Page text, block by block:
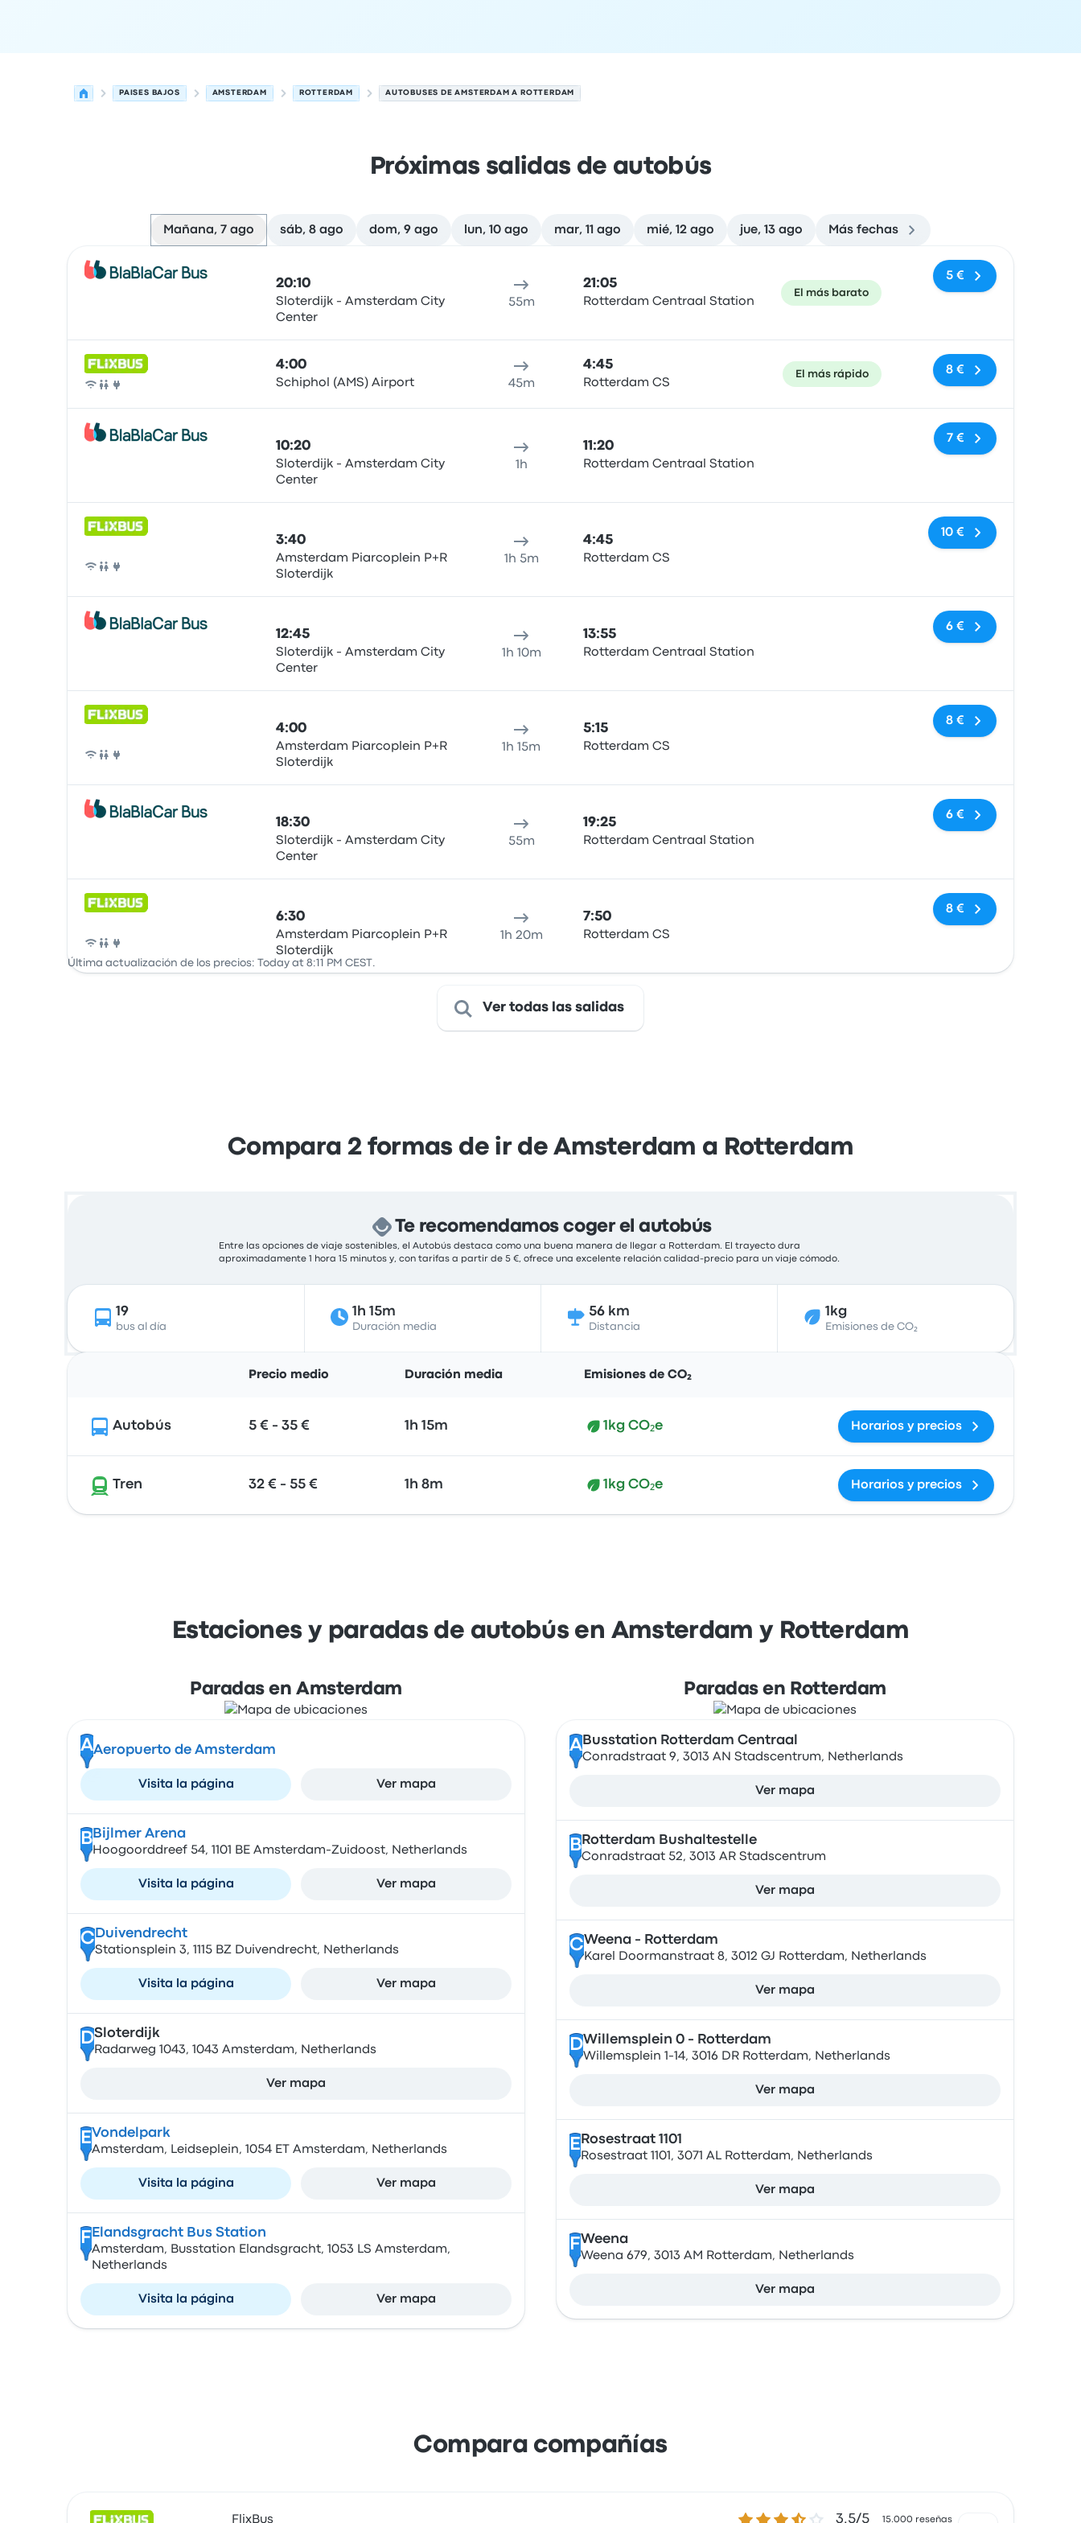
PAISES BAJOS AMSTERDAM ROTTERDAM AUTOBUSES DE AMSTERDAM A ROTTERDAM
Próximas salidas de autobús
Mañana, 7 ago sáb, 8 ago dom, 9 ago lun, 10 ago mar, 11 ago mié, 12 ago jue, 13 ago Más fechas
20:10
Sloterdijk - Amsterdam City
Center
55m
21:05
Rotterdam Centraal Station
El más barato
5 €
Autobús
4:00
Schiphol (AMS) Airport 45m
4:45
Rotterdam CS
El más rápido 8 €
10:20
Sloterdijk - Amsterdam City
Center
1h
11:20
Rotterdam Centraal Station
Sin etiquetas
7 €
Autobús
3:40
Amsterdam Piarcoplein P+R
Sloterdijk
1h 5m
4:45
Rotterdam CS
Sin etiquetas
10 €
12:45
Sloterdijk - Amsterdam City
Center
1h 10m
13:55
Rotterdam Centraal Station
Sin etiquetas
6 €
Autobús
4:00
Amsterdam Piarcoplein P+R
Sloterdijk
1h 15m
5:15
Rotterdam CS
Sin etiquetas
8 €
18:30
Sloterdijk - Amsterdam City
Center
55m
19:25
Rotterdam Centraal Station
Sin etiquetas
6 €
Autobús
6:30
Amsterdam Piarcoplein P+R
Sloterdijk
1h 20m
7:50
Rotterdam CS
Sin etiquetas
8 €
Última actualización de los precios: Today at 8:11 PM CEST.
Ver todas las salidas
Compara 2 formas de ir de Amsterdam a Rotterdam
Te recomendamos coger el autobús
Entre las opciones de viaje sostenibles, el Autobús destaca como una buena manera de llegar a Rotterdam. El trayecto dura
aproximadamente 1 hora 15 minutos y, con tarifas a partir de 5 €, ofrece una excelente relación calidad-precio para un viaje cómodo.
19
bus al día
1h 15m
Duración media
56 km
Distancia
1kg
Emisiones de CO₂
Precio medio Duración media Emisiones de CO₂
Autobús 5 € - 35 € 1h 15m 1kg CO₂e Horarios y precios
Tren 32 € - 55 € 1h 8m 1kg CO₂e Horarios y precios
Estaciones y paradas de autobús en Amsterdam y Rotterdam
Paradas en Amsterdam
AAeropuerto de Amsterdam
Visita la página Ver mapa
B Bijlmer Arena
Hoogoorddreef 54, 1101 BE Amsterdam-Zuidoost, Netherlands
Visita la página Ver mapa
CDuivendrecht
Stationsplein 3, 1115 BZ Duivendrecht, Netherlands
Visita la página Ver mapa
DSloterdijk
Radarweg 1043, 1043 Amsterdam, Netherlands
Ver mapa
EVondelpark
Amsterdam, Leidseplein, 1054 ET Amsterdam, Netherlands
Visita la página Ver mapa
F Elandsgracht Bus Station
Amsterdam, Busstation Elandsgracht, 1053 LS Amsterdam,
Netherlands
Visita la página Ver mapa
Paradas en Rotterdam
A Busstation Rotterdam Centraal
Conradstraat 9, 3013 AN Stadscentrum, Netherlands
Ver mapa
B Rotterdam Bushaltestelle
Conradstraat 52, 3013 AR Stadscentrum
Ver mapa
CWeena - Rotterdam
Karel Doormanstraat 8, 3012 GJ Rotterdam, Netherlands
Ver mapa
DWillemsplein 0 - Rotterdam
Willemsplein 1-14, 3016 DR Rotterdam, Netherlands
Ver mapa
E Rosestraat 1101
Rosestraat 1101, 3071 AL Rotterdam, Netherlands
Ver mapa
F Weena
Weena 679, 3013 AM Rotterdam, Netherlands
Ver mapa
Compara compañías
FlixBus 3.5 sobre 5 estrellas
3.5/5 15.000 reseñas